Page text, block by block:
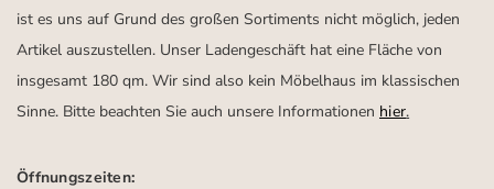
ist es uns auf Grund des großen Sortiments nicht möglich, jeden
Artikel auszustellen. Unser Ladengeschäft hat eine Fläche von
insgesamt 180 qm. Wir sind also kein Möbelhaus im klassischen
Sinne. Bitte beachten Sie auch unsere Informationen hier.
Öffnungszeiten: